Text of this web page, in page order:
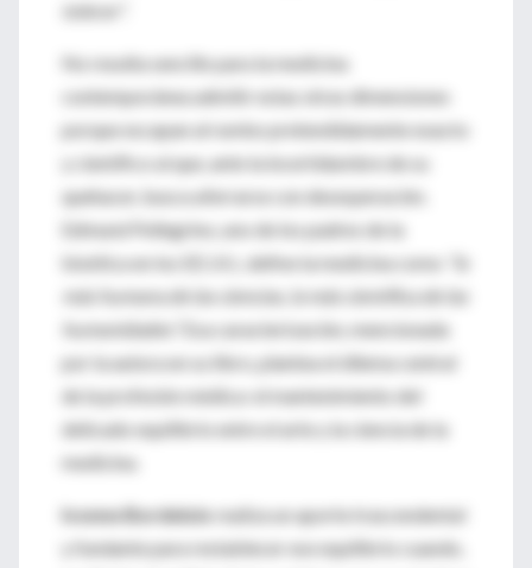
tolerar".
No resulta sencillo para la medicina
contemporánea admitir estas otras dimensiones
porque escapan al rumbo pretendidamente exacto
y científico al que, ante la incertidumbre de su
quehacer, busca aferrarse con desesperación.
Edmund Pellegrino, uno de los padres de la
bioética en los EE.UU., define la medicina como
más humana de las ciencias, la más científica de las
humanidades".
Esa caracterización, mencionada
por la autora en su libro, plantea el dilema central
de la profesión médica: el mantenimiento del
delicado equilibrio entre el arte y la ciencia de la
medicina.
Ivonne Bordeloisrealiza un aporte trascendental
y fundante para restablecer ese equilibrio cuando,